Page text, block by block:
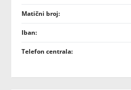
Matični broj:
Iban:
Telefon centrala: